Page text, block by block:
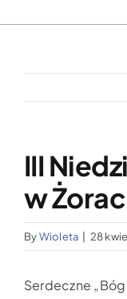
Wypożyczalnia
Aktualności
III
w
ByWioleta 28
Serdeczne